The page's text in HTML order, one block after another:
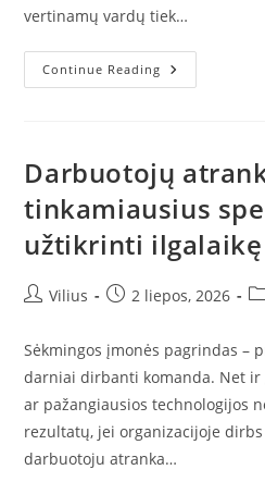
vertinamų vardų tiek…
Continue Reading ORIBE
–
Rezultatams
Namuose
Darbuotojų
tinkamiausius
užtikrinti
PostVilius
Post2 liepos, 2026
Sėkmingos įmonės pagrindas –
darniai dirbanti komanda. Net
ar pažangiausios technologijos
rezultatų, jei organizacijoje
darbuotoju atranka…